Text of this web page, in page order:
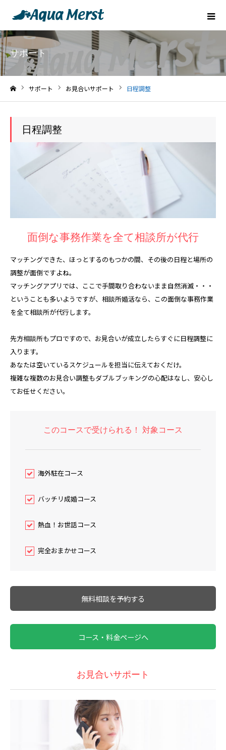
サポート
サポート お見合いサポート 日程調整
日程調整
面倒な事務作業を全て相談所が代行
マッチングできた、ほっとするのもつかの間、その後の日程と場所の
調整が面倒ですよね。
マッチングアプリでは、ここで手間取り合わないまま自然消滅・・・
ということも多いようですが、相談所婚活なら、この面倒な事務作業
を全て相談所が代行します。
先方相談所もプロですので、お見合いが成立したらすぐに日程調整に
入ります。
あなたは空いているスケジュールを担当に伝えておくだけ。
複雑な複数のお見合い調整もダブルブッキングの心配はなし、安心し
てお任せください。
このコースで受けられる！ 対象コース
海外駐在コース
バッチリ成婚コース
熱血！お世話コース
完全おまかせコース
無料相談を予約する
コース・料金ページへ
お見合いサポート